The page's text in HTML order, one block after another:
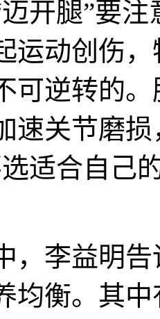
开腿”要
运动创伤
可逆转的
速关节磨
适合自己
李益明告
均衡。其